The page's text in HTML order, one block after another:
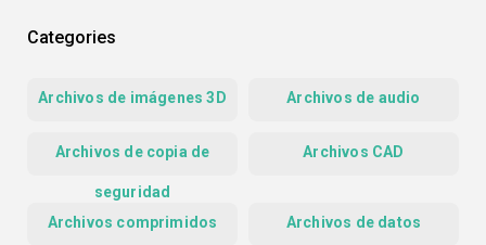
Categories
Archivos de imágenes 3D Archivos de audio
Archivos de copia de
seguridad
Archivos CAD
Archivos comprimidos Archivos de datos